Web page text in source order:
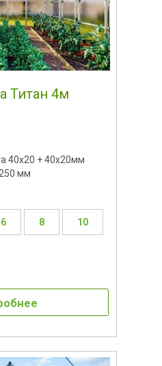
Титан 4м
40x20 + 40х20мм
250 мм
6 8 10